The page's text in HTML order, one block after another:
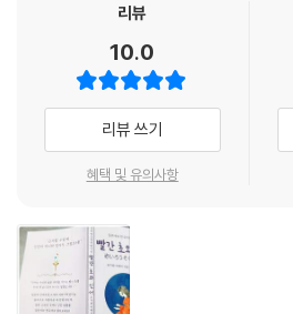
음, 함께 길 위를 하염없이 달려가는 꿈을
어느 날, 모두로부터 혹독히 시달리던 축구
이르렀습니다. 그리고 허구한 날 이렇게 지
--- p.29
나뭇가지 그늘에서 움츠리고 있는 축구공을
려다보고 있었습니다. 왜냐하면 구름은 아
리뷰
10.0
리뷰 쓰기
혜택 및 유의사항